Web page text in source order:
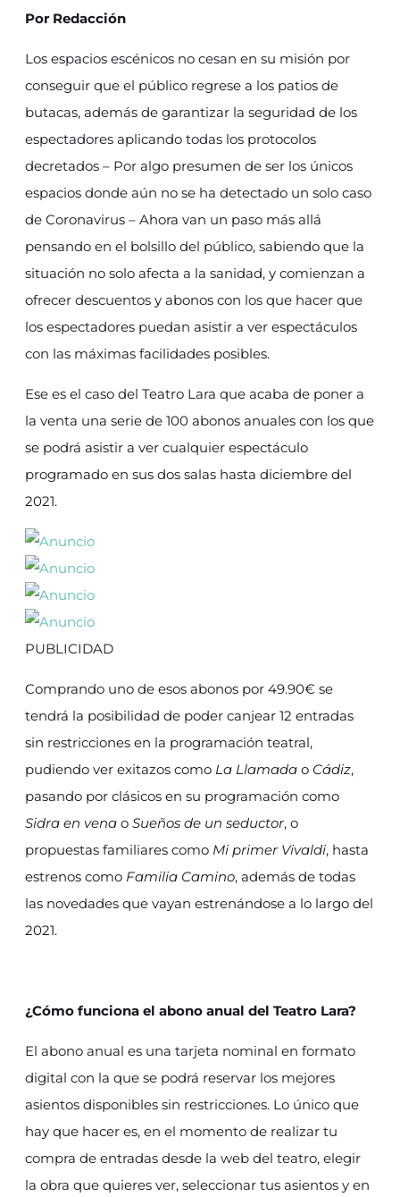
Por Redacción
Los espacios escénicos no cesan en su misión por
conseguir que el público regrese a los patios de
butacas, además de garantizar la seguridad de los
espectadores aplicando todas los protocolos
decretados – Por algo presumen de ser los únicos
espacios donde aún no se ha detectado un solo caso
de Coronavirus – Ahora van un paso más allá
pensando en el bolsillo del público, sabiendo que la
situación no solo afecta a la sanidad, y comienzan a
ofrecer descuentos y abonos con los que hacer que
los espectadores puedan asistir a ver espectáculos
con las máximas facilidades posibles.
Ese es el caso del Teatro Lara que acaba de poner a
la venta una serie de 100 abonos anuales con los que
se podrá asistir a ver cualquier espectáculo
programado en sus dos salas hasta diciembre del
2021.
PUBLICIDAD
Comprando uno de esos abonos por 49.90€ se
tendrá la posibilidad de poder canjear 12 entradas
sin restricciones en la programación teatral,
pudiendo ver exitazos como La Llamada o Cádiz,
pasando por clásicos en su programación como
Sidra en vena o Sueños de un seductor, o
propuestas familiares como Mi primer Vivaldi, hasta
estrenos como Familia Camino, además de todas
las novedades que vayan estrenándose a lo largo del
2021.
¿Cómo funciona el abono anual del Teatro Lara?
El abono anual es una tarjeta nominal en formato
digital con la que se podrá reservar los mejores
asientos disponibles sin restricciones. Lo único que
hay que hacer es, en el momento de realizar tu
compra de entradas desde la web del teatro, elegir
la obra que quieres ver, seleccionar tus asientos y en